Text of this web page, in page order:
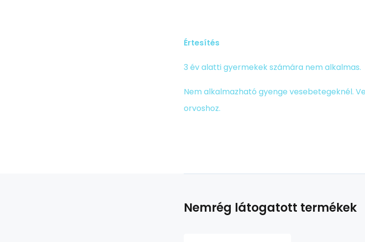
Értesítés
3 év alatti gyermekek számára nem alkalmas.
Nem alkalmazható gyenge vesebetegeknél.
orvoshoz.
Nemrég látogatott termékek